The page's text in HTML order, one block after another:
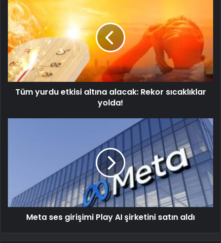
Tüm yurdu etkisi altına alacak: Rekor sıcaklıklar
yolda!
Meta ses girişimi Play AI şirketini satın aldı